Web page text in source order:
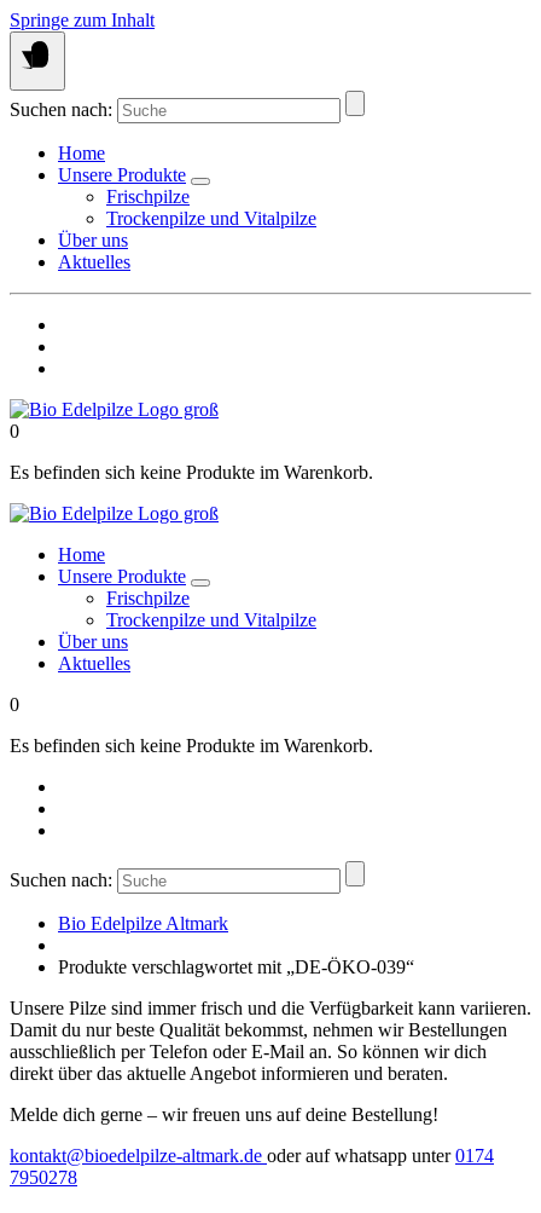
Springe zum Inhalt
Suchen nach:
Home
Unsere Produkte
Frischpilze
Trockenpilze und Vitalpilze
Über uns
Aktuelles
0
Es befinden sich keine Produkte im Warenkorb.
Home
Unsere Produkte
Frischpilze
Trockenpilze und Vitalpilze
Über uns
Aktuelles
0
Es befinden sich keine Produkte im Warenkorb.
Suchen nach:
Bio Edelpilze Altmark
Produkte verschlagwortet mit „DE-ÖKO-039“
Unsere Pilze sind immer frisch und die Verfügbarkeit kann variieren.
Damit du nur beste Qualität bekommst, nehmen wir Bestellungen
ausschließlich per Telefon oder E-Mail an. So können wir dich
direkt über das aktuelle Angebot informieren und beraten.
Melde dich gerne – wir freuen uns auf deine Bestellung!
kontakt@bioedelpilze-altmark.de oder auf whatsapp unter0174
7950278